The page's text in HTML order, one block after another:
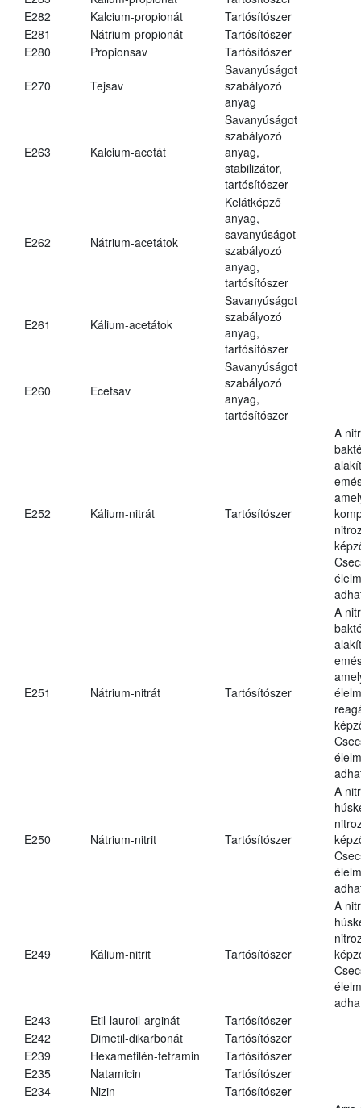
E282
Kalcium-propionát
Tartósítószer
E281
Nátrium-propionát
Tartósítószer
E280
Propionsav Tartósítószer
E270 Tejsav
Savanyúságot
szabályozó
anyag
E263 Kalcium-acetát
Savanyúságot
szabályozó
anyag,
stabilizátor,
tartósítószer
E262 Nátrium-acetátok
Kelátképző
anyag,
savanyúságot
szabályozó
anyag,
tartósítószer
E261 Kálium-acetátok
Savanyúságot
szabályozó
anyag,
tartósítószer
E260 Ecetsav
Savanyúságot
szabályozó
anyag,
tartósítószer
E252 Kálium-nitrát Tartósítószer
A
E251 Nátrium-nitrát Tartósítószer
A
E250 Nátrium-nitrit Tartósítószer
A
E249 Kálium-nitrit Tartósítószer
A
E243
Etil-lauroil-arginát
Tartósítószer
E242
Dimetil-dikarbonát
Tartósítószer
E239
Hexametilén-tetramin
Tartósítószer
E235
Natamicin
Tartósítószer
E234
Nizin Tartósítószer